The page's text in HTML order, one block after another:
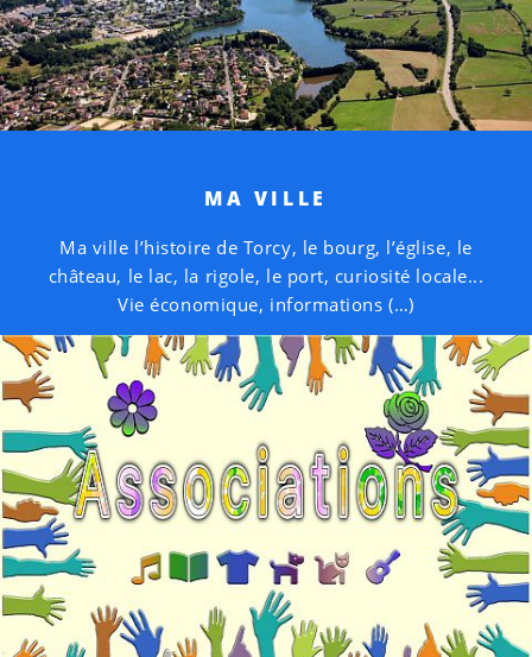
MA VILLE
Ma ville l’histoire de Torcy, le bourg, l’église, le
château, le lac, la rigole, le port, curiosité locale...
Vie économique, informations (…)